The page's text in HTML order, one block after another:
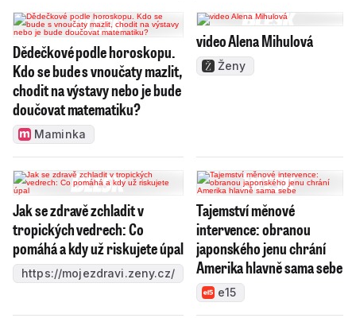
Dědečkové podle horoskopu.
Kdo se bude s vnoučaty mazlit,
chodit na výstavy nebo je bude
doučovat matematiku?
Maminka
video Alena Mihulová
Ženy
Jak se zdravě zchladit v
tropických vedrech: Co
pomáhá a kdy už riskujete úpal
https://mojezdravi.zeny.cz/
Tajemství měnové
intervence: obranou
japonského jenu chrání
Amerika hlavně sama sebe
e15